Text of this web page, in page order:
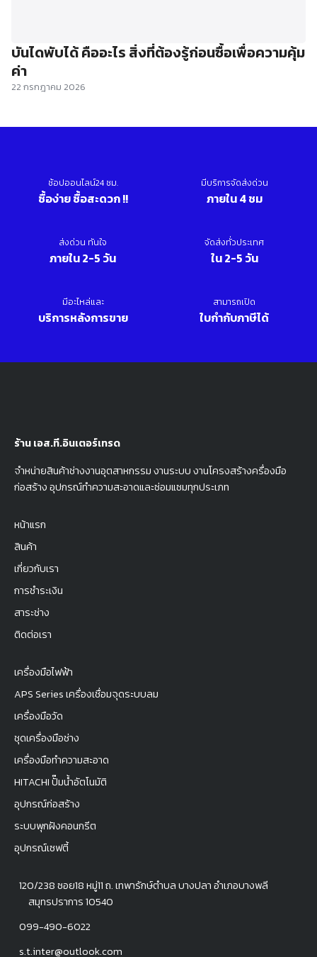
บันไดพับได้ คืออะไร สิ่งที่ต้องรู้ก่อนซื้อเพื่อความคุ้ม
ค่า
22 กรกฎาคม 2026
ร้าน เอส.ที.อินเตอร์เทรด
จำหน่ายสินค้าช่างงานอุตสาหกรรม งานระบบ งานโครงสร้างครื่องมือ
ก่อสร้าง อุปกรณ์ทำความสะอาดและซ่อมแซมทุกประเภท
หน้าแรก
สินค้า
เกี่ยวกับเรา
การชำระเงิน
สาระช่าง
ติดต่อเรา
เครื่องมือไฟฟ้า
APS Series เครื่องเชื่อมจุดระบบลม
เครื่องมือวัด
ชุดเครื่องมือช่าง
เครื่องมือทำความสะอาด
HITACHI ปั๊มน้ำอัตโนมัติ
อุปกรณ์ก่อสร้าง
ระบบพุกฝังคอนกรีต
อุปกรณ์เซฟตี้
120/238 ซอย18 หมู่11 ถ. เทพารักษ์ตำบล บางปลา อำเภอบางพลี
สมุทรปราการ 10540
099-490-6022
s.t.inter@outlook.com
ช้อปออนไลน์24 ชม.
ซื้อง่าย ซื้อสะดวก !!
มีบริการจัดส่งด่วน
ภายใน 4 ชม
ส่งด่วน ทันใจ
ภายใน 2-5 วัน
จัดส่งทั่วประเทศ
ใน 2-5 วัน
มีอะไหล่และ
บริการหลังการขาย
สามารถเปิด
ใบกำกับภาษีได้